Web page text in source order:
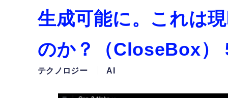
生成可能に。これは
のか？（CloseBox）
テクノロジー AI